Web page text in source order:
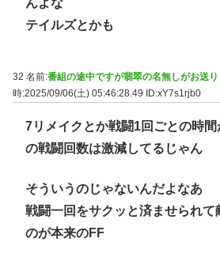
テイルズとかも
32 名前:番組の途中ですが翡翠の名無しがお送
時:2025/09/06(土) 05:46:28.49
ID:xY7s1rjb0
7リメイクとか戦闘1回ごとの時
の戦闘回数は激減してるじゃん
そういうのじゃないんだよなあ
戦闘一回をサクッと済ませられて
のが本来のFF